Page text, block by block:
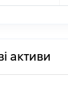
активи